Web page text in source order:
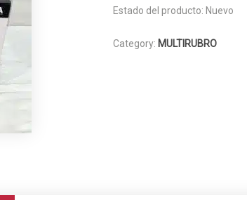
Estado del producto: Nuevo
Category: MULTIRUBRO